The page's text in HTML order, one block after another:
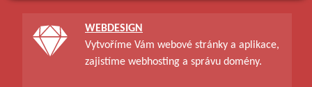
WEBDESIGN
Vytvoříme Vám webové stránky a aplikace,
zajistíme webhosting a správu domény.